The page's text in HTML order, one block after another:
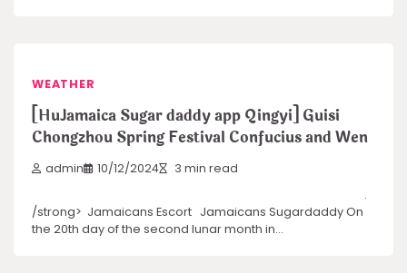
WEATHER
[HuJamaica Sugar daddy app Qingyi] Guisi
Chongzhou Spring Festival Confucius and Wen
admin 10/12/2024 3 min read
.
/strong> Jamaicans Escort Jamaicans Sugardaddy On
the 20th day of the second lunar month in…